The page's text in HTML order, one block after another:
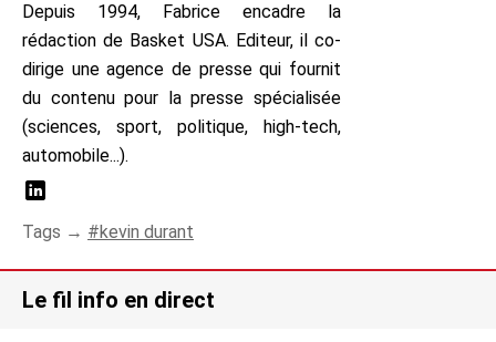
Depuis 1994, Fabrice encadre la
rédaction de Basket USA. Editeur, il co-
dirige une agence de presse qui fournit
du contenu pour la presse spécialisée
(sciences, sport, politique, high-tech,
automobile...).
Tags → kevin durant
Le fil info en direct